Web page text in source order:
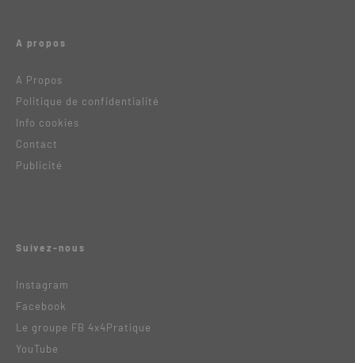
A propos
A Propos
Politique de confidentialité
Info cookies
Contact
Publicité
Suivez-nous
Instagram
Facebook
Le groupe FB 4x4Pratique
YouTube